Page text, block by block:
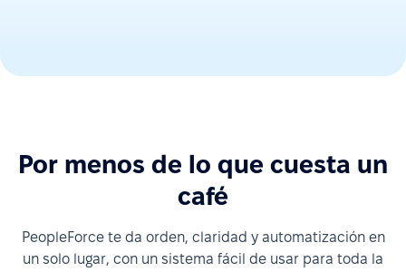
Por menos de lo que cuesta un
café
PeopleForce te da orden, claridad y automatización en
un solo lugar, con un sistema fácil de usar para toda la